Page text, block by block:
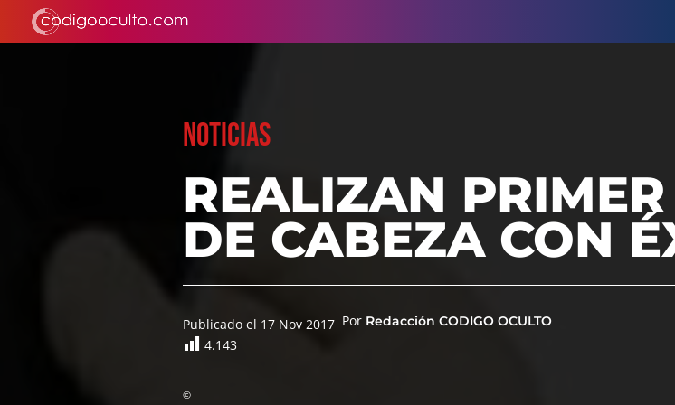
NOTICIAS
REALIZAN
DE CABEZA CON
Publicado el 17 Nov 2017 Por Redacción CODIGO OCULTO
4.143
©